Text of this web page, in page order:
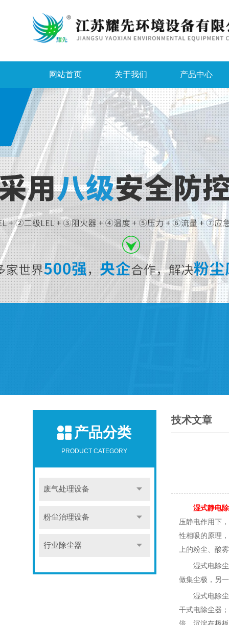
网站首页 关于我们 产品中心
产品分类
PRODUCT CATEGORY
废气处理设备
粉尘治理设备
行业除尘器
技术文章
湿式静电
压静电作用下
性相吸的原理
上的粉尘、酸
湿式电除
做集尘极，另
湿式电除
干式电除尘器